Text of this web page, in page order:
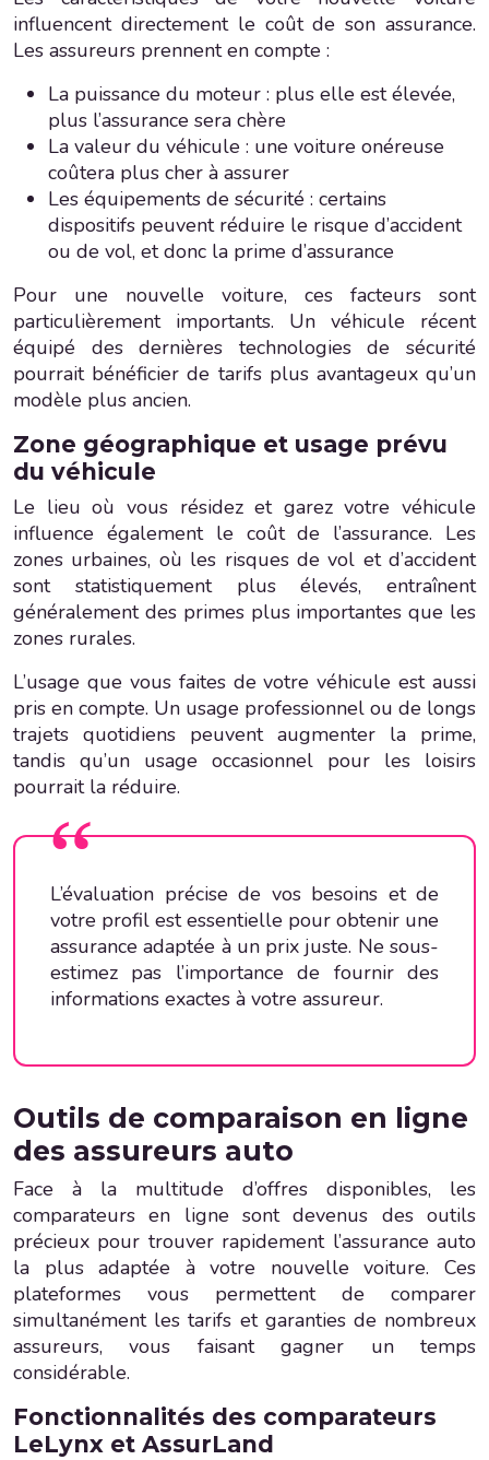
influencent directement le coût de son assurance.
Les assureurs prennent en compte :
La puissance du moteur : plus elle est élevée,
plus l’assurance sera chère
La valeur du véhicule : une voiture onéreuse
coûtera plus cher à assurer
Les équipements de sécurité : certains
dispositifs peuvent réduire le risque d’accident
ou de vol, et donc la prime d’assurance
Pour une nouvelle voiture, ces facteurs sont
particulièrement importants. Un véhicule récent
équipé des dernières technologies de sécurité
pourrait bénéficier de tarifs plus avantageux qu’un
modèle plus ancien.
Zone géographique et usage prévu
du véhicule
Le lieu où vous résidez et garez votre véhicule
influence également le coût de l’assurance. Les
zones urbaines, où les risques de vol et d’accident
sont statistiquement plus élevés, entraînent
généralement des primes plus importantes que les
zones rurales.
L’usage que vous faites de votre véhicule est aussi
pris en compte. Un usage professionnel ou de longs
trajets quotidiens peuvent augmenter la prime,
tandis qu’un usage occasionnel pour les loisirs
pourrait la réduire.
L’évaluation précise de vos besoins et de
votre profil est essentielle pour obtenir une
assurance adaptée à un prix juste. Ne sous-
estimez pas l’importance de fournir des
informations exactes à votre assureur.
Outils de comparaison en ligne
des assureurs auto
Face à la multitude d’offres disponibles, les
comparateurs en ligne sont devenus des outils
précieux pour trouver rapidement l’assurance auto
la plus adaptée à votre nouvelle voiture. Ces
plateformes vous permettent de comparer
simultanément les tarifs et garanties de nombreux
assureurs, vous faisant gagner un temps
considérable.
Fonctionnalités des comparateurs
LeLynx et AssurLand